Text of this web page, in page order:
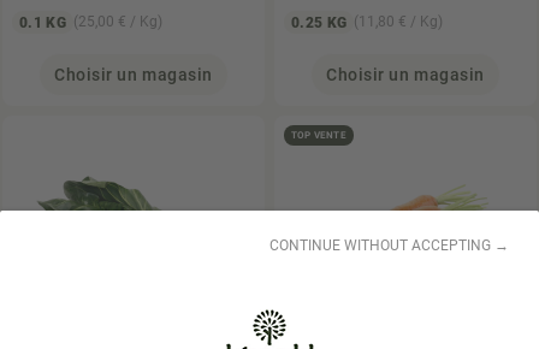
CONTINUE WITHOUT ACCEPTING →
0.1 KG (25,00 € / Kg)
Choisir un magasin
0.25 KG (11,80 € / Kg)
Choisir un magasin
TOP VENTE